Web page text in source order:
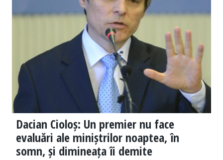
Dacian Cioloș: Un premier nu face
evaluări ale miniștrilor noaptea, în
somn, și dimineața îi demite